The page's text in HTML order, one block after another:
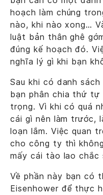
hoạch làm chúng
nào, khi nào xong…
luật bản thân ghê
đúng kế hoạch đó.
nghĩa lý gì khi bạn
Sau khi có danh
bạn phân chia thứ tự
trọng. Vì khi có quá
cái gì nên làm trước,
loạn lắm. Việc quan
cho công ty thì
mấy cái tào lao
Về phần này bạn có
Eisenhower để thực